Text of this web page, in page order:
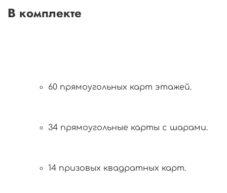
В комплекте
60 прямоугольных карт этажей.
34 прямоугольные карты с шарами.
14 призовых квадратных карт.